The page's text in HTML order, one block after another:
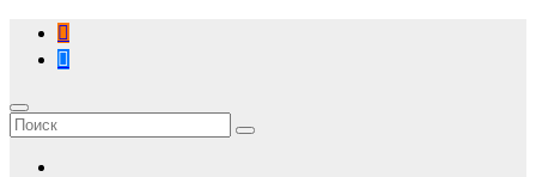
Перейти
содержимому